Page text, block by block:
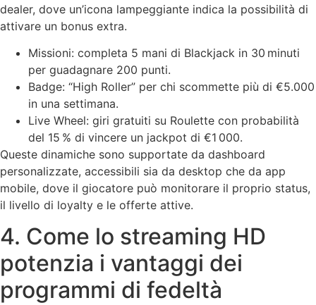
dealer, dove un’icona lampeggiante indica la possibilità di
attivare un bonus extra.
Missioni: completa 5 mani di Blackjack in 30 minuti
per guadagnare 200 punti.
Badge: “High Roller” per chi scommette più di €5.000
in una settimana.
Live Wheel: giri gratuiti su Roulette con probabilità
del 15 % di vincere un jackpot di €1 000.
Queste dinamiche sono supportate da dashboard
personalizzate, accessibili sia da desktop che da app
mobile, dove il giocatore può monitorare il proprio status,
il livello di loyalty e le offerte attive.
4. Come lo streaming HD
potenzia i vantaggi dei
programmi di fedeltà